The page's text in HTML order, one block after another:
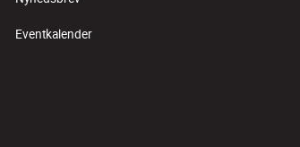
Eventkalender